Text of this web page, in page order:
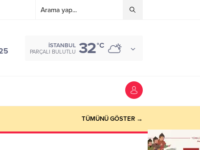
İSTANBUL
PARÇALI BULUTLU 32°C
TÜMÜNÜ GÖSTER →